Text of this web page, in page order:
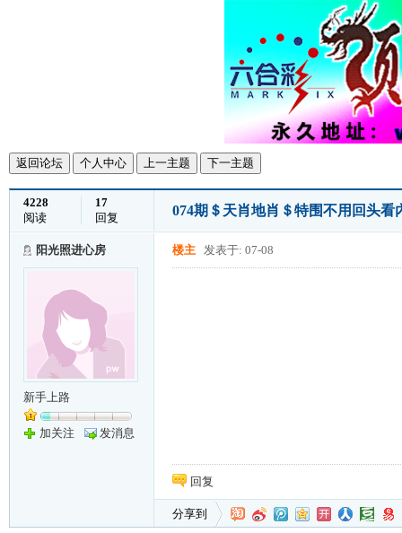
返回论坛 个人中心 上一主题 下一主题
4228
阅读
17
回复
074期＄天肖地肖＄特围不用回头
阳光照进心房
新手上路
加关注 发消息
楼主 发表于: 07-08
回复
分享到